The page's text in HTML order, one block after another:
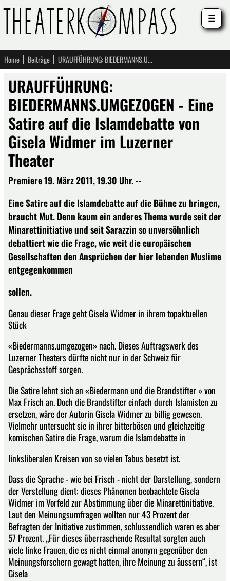
Home Beiträge URAUFFÜHRUNG: BIEDERMANNS.UMGEZOGEN - Eine Satire auf die Islamdebatte von Gisela Widmer im Luzerner Theater
URAUFFÜHRUNG:
BIEDERMANNS.UMGEZOGEN - Eine
Satire auf die Islamdebatte von
Gisela Widmer im Luzerner
Theater
Premiere 19. März 2011, 19.30 Uhr. --
Eine Satire auf die Islamdebatte auf die Bühne zu bringen,
braucht Mut. Denn kaum ein anderes Thema wurde seit der
Minarettinitiative und seit Sarazzin so unversöhnlich
debattiert wie die Frage, wie weit die europäischen
Gesellschaften den Ansprüchen der hier lebenden Muslime
entgegenkommen
sollen.
Genau dieser Frage geht Gisela Widmer in ihrem topaktuellen
Stück
«Biedermanns.umgezogen» nach. Dieses Auftragswerk des
Luzerner Theaters dürfte nicht nur in der Schweiz für
Gesprächsstoff sorgen.
Die Satire lehnt sich an «Biedermann und die Brandstifter » von
Max Frisch an. Doch die Brandstifter einfach durch Islamisten zu
ersetzen, wäre der Autorin Gisela Widmer zu billig gewesen.
Vielmehr untersucht sie in ihrer bitterbösen und gleichzeitig
komischen Satire die Frage, warum die Islamdebatte in
linksliberalen Kreisen von so vielen Tabus besetzt ist.
Dass die Sprache - wie bei Frisch - nicht der Darstellung, sondern
der Verstellung dient; dieses Phänomen beobachtete Gisela
Widmer im Vorfeld zur Abstimmung über die Minarettinitiative.
Laut den Meinungsumfragen wollten nur 43 Prozent der
Befragten der Initiative zustimmen, schlussendlich waren es aber
57 Prozent. „Für dieses überraschende Resultat sorgten auch
viele linke Frauen, die es nicht einmal anonym gegenüber den
Meinungsforschern gewagt hatten, ihre Meinung zu äussern“, ist
Gisela
☰